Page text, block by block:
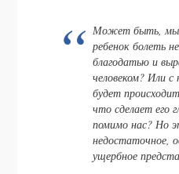
Может быть, мы
ребенок болеть
благодатью и
человеком? Или
будет
что сделает его
помимо нас? Но
недостаточное,
ущербное